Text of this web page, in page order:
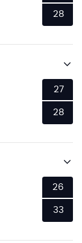
28
27
28
26
33